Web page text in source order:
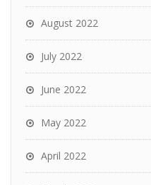
August 2022
July 2022
June 2022
May 2022
April 2022